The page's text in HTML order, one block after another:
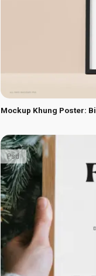
Mockup Khung Poster:
Psd